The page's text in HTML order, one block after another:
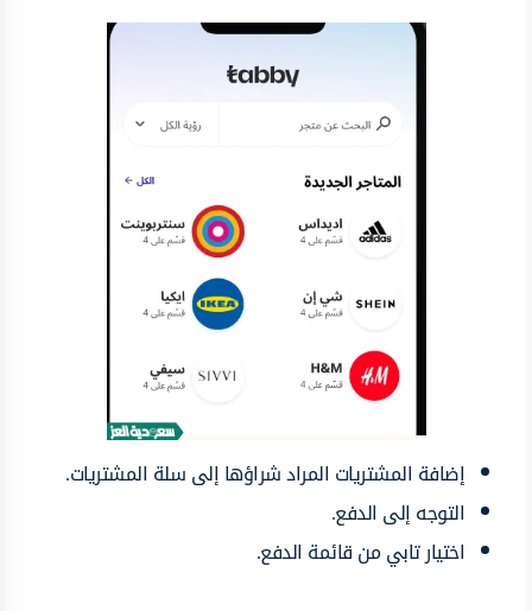
إضافة المشتريات المراد شراؤها إلى سلة المشتريات.
التوجه إلى الدفع.
اختيار تابي من قائمة الدفع.